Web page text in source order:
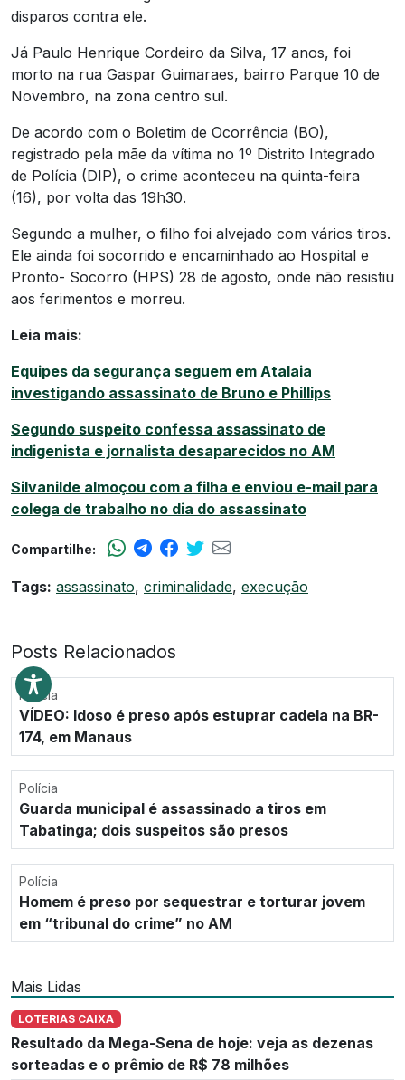
disparos contra ele.
Já Paulo Henrique Cordeiro da Silva, 17 anos, foi
morto na rua Gaspar Guimaraes, bairro Parque 10 de
Novembro, na zona centro sul.
De acordo com o Boletim de Ocorrência (BO),
registrado pela mãe da vítima no 1º Distrito Integrado
de Polícia (DIP), o crime aconteceu na quinta-feira
(16), por volta das 19h30.
Segundo a mulher, o filho foi alvejado com vários tiros.
Ele ainda foi socorrido e encaminhado ao Hospital e
Pronto- Socorro (HPS) 28 de agosto, onde não resistiu
aos ferimentos e morreu.
Leia mais:
Equipes da segurança seguem em Atalaia
investigando assassinato de Bruno e Phillips
Segundo suspeito confessa assassinato de
indigenista e jornalista desaparecidos no AM
Silvanilde almoçou com a filha e enviou e-mail para
colega de trabalho no dia do assassinato
Compartilhe:
Tags: assassinato, criminalidade, execução
Posts Relacionados
Polícia
VÍDEO: Idoso é preso após estuprar cadela na BR-
174, em Manaus
Polícia
Guarda municipal é assassinado a tiros em
Tabatinga; dois suspeitos são presos
Polícia
Homem é preso por sequestrar e torturar jovem
em “tribunal do crime” no AM
Mais Lidas
LOTERIAS CAIXA
Resultado da Mega-Sena de hoje: veja as dezenas
sorteadas e o prêmio de R$ 78 milhões